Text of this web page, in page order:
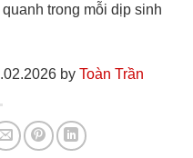
trong mỗi dịp sinh
by Toàn Trần